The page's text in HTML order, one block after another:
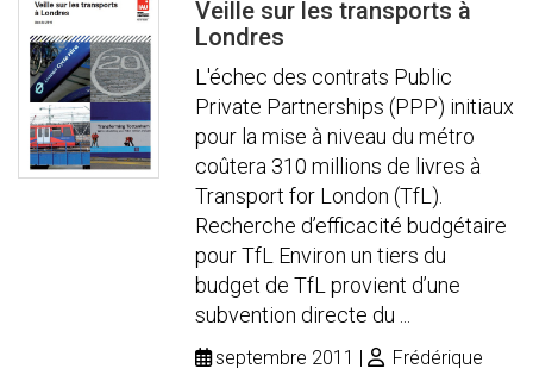
Veille sur les transports à
Londres
L'échec des contrats Public
Private Partnerships (PPP) initiaux
pour la mise à niveau du métro
coûtera 310 millions de livres à
Transport for London (TfL).
Recherche d’efficacité budgétaire
pour TfL Environ un tiers du
budget de TfL provient d’une
subvention directe du ...
septembre 2011
Frédérique